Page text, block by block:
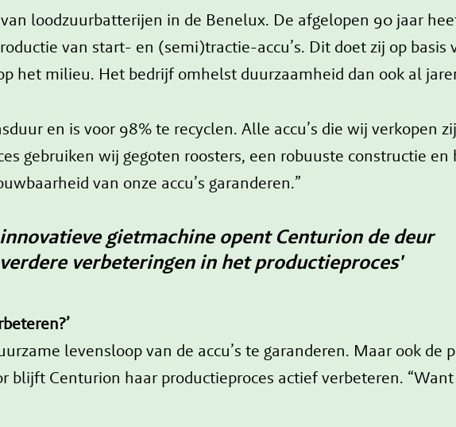
loodzuurbatterijen in de Benelux. De afgelopen 90 jaar
van start- en (semi)tractie-accu’s. Dit doet zij op basis
het milieu. Het bedrijf omhelst duurzaamheid dan ook al
en is voor 98% te recyclen. Alle accu’s die wij verkopen
gebruiken wij gegoten roosters, een robuuste constructie
van onze accu’s garanderen.”
gietmachine opent Centurion de deur
verbeteringen in het productieproces'
levensloop van de accu’s te garanderen. Maar ook de
blijft Centurion haar productieproces actief verbeteren.